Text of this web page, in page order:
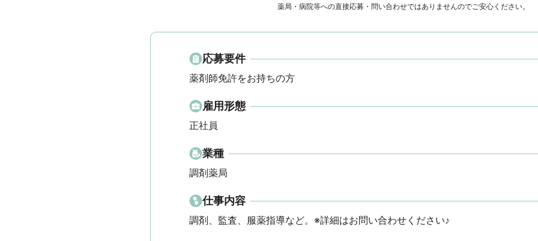
薬局・病院等への直接応募・問い合わせではありませんのでご安心ください。
応募要件
薬剤師免許をお持ちの方
雇用形態
正社員
業種
調剤薬局
仕事内容
調剤、監査、服薬指導など。※詳細はお問い合わせください♪